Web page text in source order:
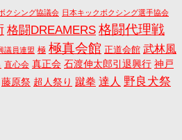
クシング協議会 日本キックボクシング選手協会
格闘DREAMERS 格闘代理戦
議員連盟 極 極真会館 正道会館 武林風
直心会 真正会 石渡伸太郎引退興行 神戸
藤原祭 超人祭り 蹴拳 達人 野良犬祭